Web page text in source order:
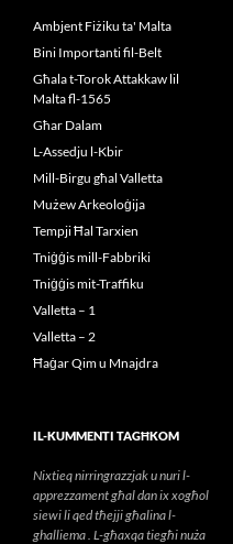
Ambjent Fiżiku ta' Malta
Bini Importanti fil-Belt
Għala t-Torok Attakkaw lil
Malta fl-1565
Għar Dalam
L-Assedju l-Kbir
Mill-Birgu għal Valletta
Mużew Arkeoloġija
Tempji Ħal Tarxien
Tniġġis mill-Fabbriki
Tniġġis mit-Traffiku
Valletta – 1
Valletta – 2
Ħaġar Qim u Mnajdra
IL-KUMMENTI TAGĦKOM
Nixtieq nirringrazzjak u nuri l-
apprezzament għal dan ix xogħol
siewi li qed tħejji għalina l-
ghalliema . L-għaxqa tiegħi nuża